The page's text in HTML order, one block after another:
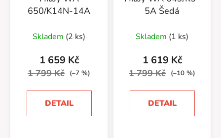
650/K14N-14A
Skladem (2 ks)
1 659 Kč
1 799 Kč (–7 %)
DETAIL
5A Šedá
Skladem (1 ks)
1 619 Kč
1 799 Kč (–10 %)
DETAIL